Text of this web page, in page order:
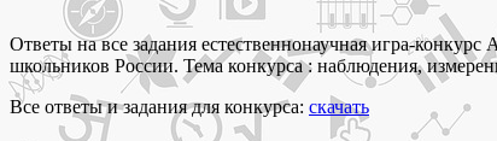
Ответы на все задания естественнонаучная игра-
школьников России. Тема конкурса : наблюдения,
Все ответы и задания для конкурса: скачать